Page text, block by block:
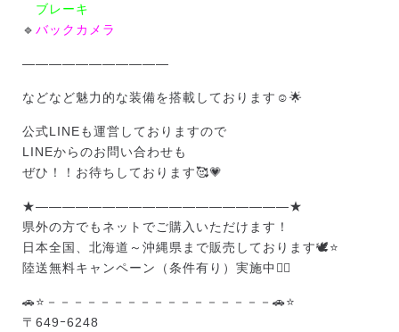
ブレーキ
🔹 バックカメラ
———————————
などなど魅力的な装備を搭載しております☺️🌟
公式LINEも運営しておりますので
LINEからのお問い合わせも
ぜひ！！お待ちしております🥰💗
★———————————————————★
県外の方でもネットでご購入いただけます！
日本全国、北海道～沖縄県まで販売しております🕊️⭐
陸送無料キャンペーン（条件有り）実施中❤️‍🔥
🚗⭐－－－－－－－－－－－－－－－－－🚗⭐
〒649ｰ6248